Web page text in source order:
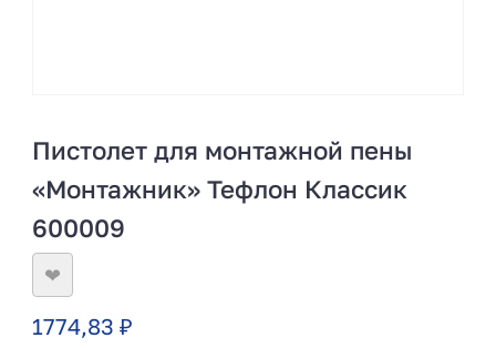
Пистолет для монтажной пены
«Монтажник» Тефлон Классик
600009
❤
1774,83 ₽